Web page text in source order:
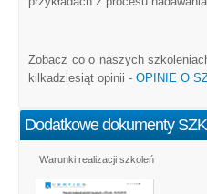
Zobacz co o naszych
kilkadziesiąt opinii - OPINIE O
Dodatkowe dokumenty
Warunki realizacji szkoleń